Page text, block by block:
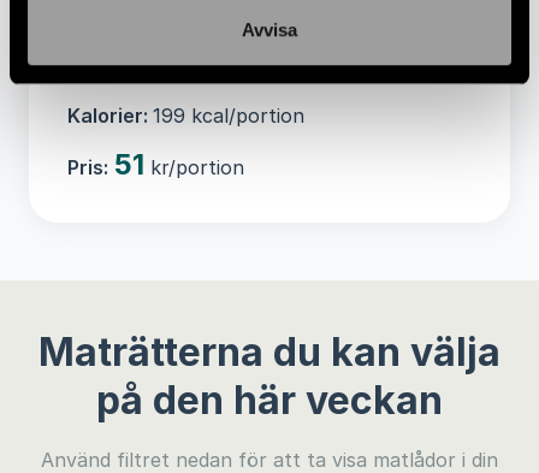
Avvisa
ÄGG, SKALDJUR
Vikt:140 gram/portion
Kalorier: 199 kcal/portion
Pris: 51 kr/portion
Maträtterna du kan välja
på den här veckan
Använd filtret nedan för att ta visa matlådor i din